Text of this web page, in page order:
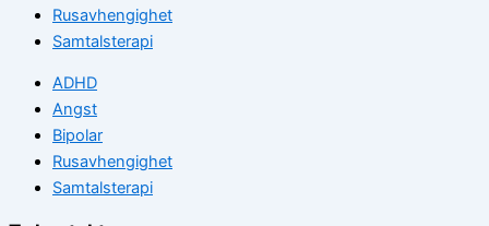
Rusavhengighet
Samtalsterapi
ADHD
Angst
Bipolar
Rusavhengighet
Samtalsterapi